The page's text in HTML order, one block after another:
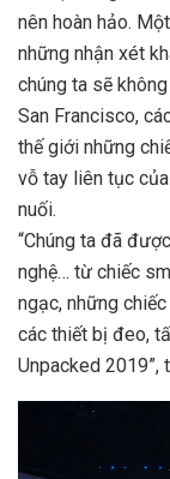
nên hoàn hảo.
những nhận xét
chúng ta sẽ
San Francisco,
thế giới những
vỗ tay liên tục
nuối.
“Chúng ta đã
nghệ… từ chiếc
ngạc, những
các thiết bị đeo,
Unpacked 2019”,